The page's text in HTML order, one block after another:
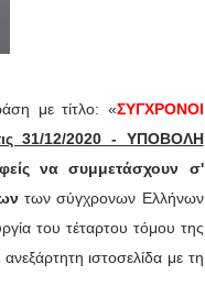
με τίτλο: «ΣΥΓΧΡΟΝΟΙ
31/12/2020 - ΥΠΟΒΟΛΗ
να συμμετάσχουν σ'
των σύγχρονων Ελλήνων
του τέταρτου τόμου της
ιστοσελίδα με τη